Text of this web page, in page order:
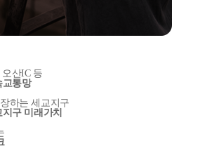
, 오산IC 등
교통망
하는 세교지구
구 미래가치